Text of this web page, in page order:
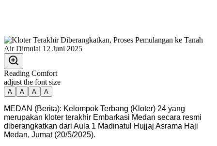
Reading Comfort
adjust the font size
A A A A
MEDAN (Berita): Kelompok Terbang (Kloter) 24 yang
merupakan kloter terakhir Embarkasi Medan secara resmi
diberangkatkan dari Aula 1 Madinatul Hujjaj Asrama Haji
Medan, Jumat (20/5/2025).